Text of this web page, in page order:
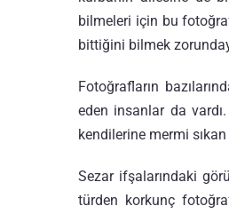
bilmeleri için bu
bittiğini bilmek
Fotoğrafların
eden insanlar da
kendilerine mermi
Sezar ifşalarındaki
türden korkunç